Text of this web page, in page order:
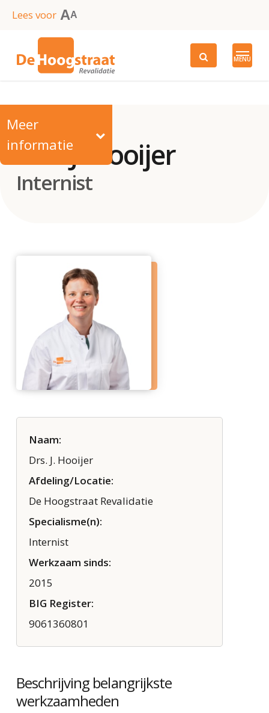
SkipLees voor AA
MENU
Meer
informatie
Drs. J. Hooijer
Internist
Naam:
Drs. J. Hooijer
Afdeling/Locatie:
De Hoogstraat Revalidatie
Specialisme(n):
Internist
Werkzaam sinds:
2015
BIG Register:
9061360801
Beschrijving belangrijkste
werkzaamheden